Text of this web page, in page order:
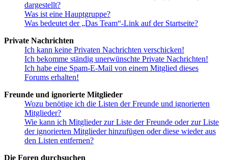
dargestellt?
Was ist eine Hauptgruppe?
Was bedeutet der „Das Team“-Link auf der Startseite?
Private Nachrichten
Ich kann keine Privaten Nachrichten verschicken!
Ich bekomme ständig unerwünschte Private Nachrichten!
Ich habe eine Spam-E-Mail von einem Mitglied dieses
Forums erhalten!
Freunde und ignorierte Mitglieder
Wozu benötige ich die Listen der Freunde und ignorierten
Mitglieder?
Wie kann ich Mitglieder zur Liste der Freunde oder zur Liste
der ignorierten Mitglieder hinzufügen oder diese wieder aus
den Listen entfernen?
Die Foren durchsuchen